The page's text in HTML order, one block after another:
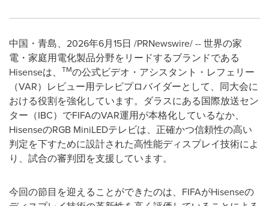
中国・青島、2026年6月15日 /PRNewswire/ -- 世界の家
電・家庭用電化製品分野をリードするブランドである
Hisenseは、
TMの公式ビデオ・アシスタント・レフェリー
（VAR）レビュー用テレビプロバイダーとして、同大会に
おける役割を強化しています。ダラスにある国際放送セン
ター（IBC）でFIFAのVAR運用が本格化しているなか、
HisenseのRGB MiniLEDテレビは、正確かつ信頼性の高い
判定を下すために設計された高性能ディスプレイ技術によ
り、試合の審判団を支援しています。
今回の節目を迎えることができたのは、FIFAがHisenseの